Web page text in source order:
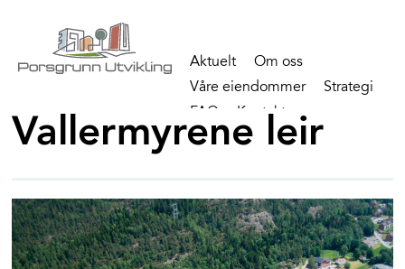
Aktuelt
Om oss
Våre eiendommer
Strategi
FAQ
Kontakt
Vallermyrene leir